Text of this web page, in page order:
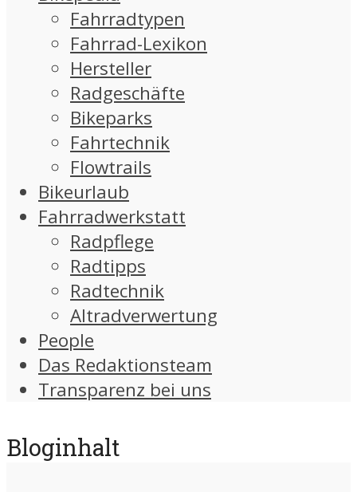
Fahrradtypen
Fahrrad-Lexikon
Hersteller
Radgeschäfte
Bikeparks
Fahrtechnik
Flowtrails
Bikeurlaub
Fahrradwerkstatt
Radpflege
Radtipps
Radtechnik
Altradverwertung
People
Das Redaktionsteam
Transparenz bei uns
Bloginhalt